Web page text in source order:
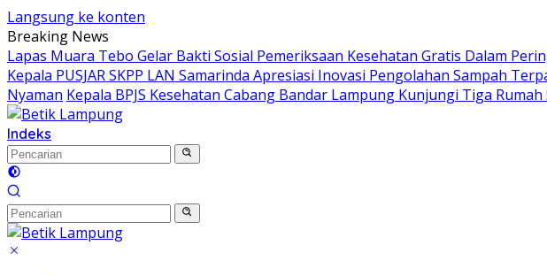
Langsung ke konten
Breaking News
Lapas Muara Tebo Gelar Bakti Sosial Pemeriksaan Kesehatan Gratis Dalam
Kepala PUSJAR SKPP LAN Samarinda Apresiasi Inovasi Pengolahan Sampah
Nyaman Kepala BPJS Kesehatan Cabang Bandar Lampung Kunjungi Tiga
Indeks